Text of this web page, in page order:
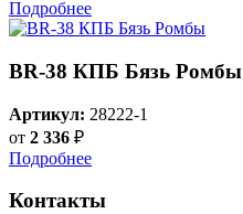
Подробнее
BR-38 КПБ Бязь Ромбы
Артикул: 28222-1
от 2 336 ₽
Подробнее
Контакты